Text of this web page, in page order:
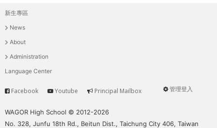
主
選
單
新生專區
News
About
Administration
Language Center
User
管理登入
Service
Facebook Youtube Principal Mailbox
WAGOR High School © 2012-2026
No. 328, Junfu 18th Rd., Beitun Dist., Taichung City 406, Taiwan